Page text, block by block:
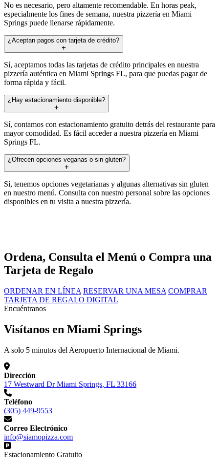
No es necesario, pero altamente recomendable. En horas peak,
especialmente los fines de semana, nuestra pizzería en Miami
Springs puede llenarse rápidamente.
¿Aceptan pagos con tarjeta de crédito?
Sí, aceptamos todas las tarjetas de crédito principales en nuestra
pizzería auténtica en Miami Springs FL, para que puedas pagar de
forma rápida y fácil.
¿Hay estacionamiento disponible?
Sí, contamos con estacionamiento gratuito detrás del restaurante para
mayor comodidad. Es fácil acceder a nuestra pizzería en Miami
Springs FL.
¿Ofrecen opciones veganas o sin gluten?
Sí, tenemos opciones vegetarianas y algunas alternativas sin gluten
en nuestro menú. Consulta con nuestro personal sobre las opciones
disponibles en tu visita a nuestra pizzería.
Ordena, Consulta el Menú o Compra una
Tarjeta de Regalo
ORDENAR EN LÍNEA RESERVAR UNA MESA COMPRAR
TARJETA DE REGALO DIGITAL
Encuéntranos
Visítanos en Miami Springs
A solo 5 minutos del Aeropuerto Internacional de Miami.
Dirección
17 Westward Dr Miami Springs, FL 33166
Teléfono
(305) 449-9553
Correo Electrónico
info@siamopizza.com
Estacionamiento Gratuito